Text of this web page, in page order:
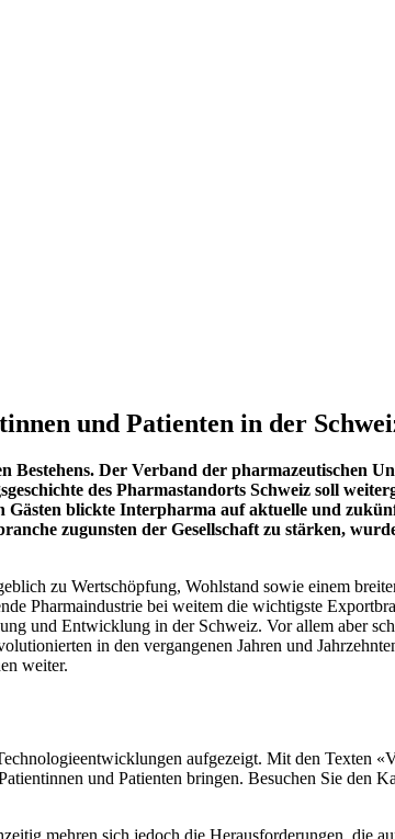
und Patienten in der
Der Verband der pharmazeutischen
des Pharmastandorts Schweiz soll
blickte Interpharma auf aktuelle und
zugunsten der Gesellschaft zu stärken,
zu Wertschöpfung, Wohlstand sowie einem
Pharmaindustrie bei weitem die wichtigste
und Entwicklung in der Schweiz. Vor allem aber
in den vergangenen Jahren und
weiter.
aufgezeigt. Mit den Texten
und Patienten bringen. Besuchen Sie den
mehren sich jedoch die Herausforderungen, die